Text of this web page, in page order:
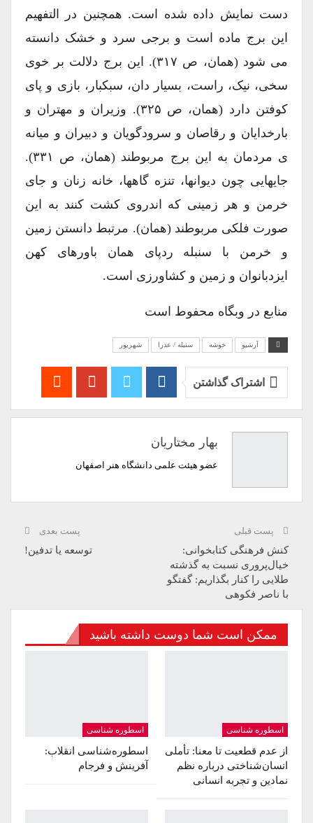
دست نمایش داده شده است. همچنین در التفهیم
این برج ماده است و برجی سرد و خشک دانسته
می شود (همان، ص ۳۱۷). این برج دلالت بر خوی
سخی، نیک، راست، بسیار دان، سبکبار، بازی و پای
کوفتن دارد (همان، ص ۳۲۵). وزیران و مهتران و
بارخدایان و رقاصان و سرودگویان و دبیران و میانه
ی مردمان به این برج مربوطند (همان، ص ۳۳۱).
جایهایی چون دیوانها، تنزه گاهها، خانه زنان و جای
خرمن و هر زمینی که اندروی کشت کنند به این
صورت فلکی مربوطند (همان). مرتبط دانستن زمین
و خرمن با سنبله ردپای همان باورهای کهن
ایزدبانوان و زمین و کشاورزی است.
منابع در وبگاه محفوط است
آرشیو خوشه سنبله / عذرا شهریور
اشتراک گذاشتن
بهار مختاریان
عضو هیئت علمی دانشگاه هنر اصفهان
پست قبلی
کنش فرهنگی کتابخوانی:
خیال‌پروری نسبت به گذشته
طلایی را کنار بگذاریم: گفتگو
با ناصر فکوهی
پست بعدی
توسعه یا تدفین!
ممکن است شما دوست داشته باشید
اسطوره شناسی
از عدم قطعیت تا معنا: تأملی
انسان‌شناختی درباره نظم
نمادین و تجربه انسانی
اسطوره شناسی
اسطوره‌شناسی انقلاب:
آفرینش و فرجام